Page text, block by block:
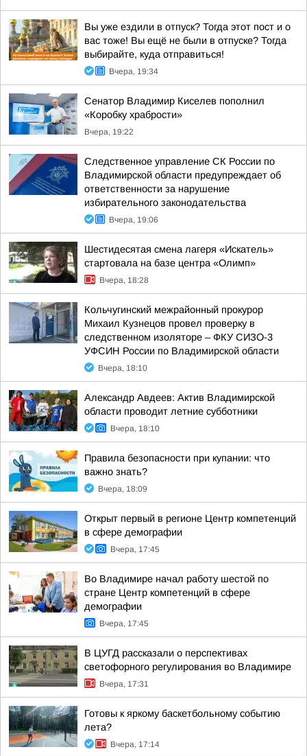
Вы уже ездили в отпуск? Тогда этот пост и о
вас тоже! Вы ещё не были в отпуске? Тогда
выбирайте, куда отправиться!
Вчера, 19:34
Сенатор Владимир Киселев пополнил
«Коробку храбрости»
Вчера, 19:22
Следственное управление СК России по
Владимирской области предупреждает об
ответственности за нарушение
избирательного законодательства
Вчера, 19:06
Шестидесятая смена лагеря «Искатель»
стартовала на базе центра «Олимп»
Вчера, 18:28
Кольчугинский межрайонный прокурор
Михаил Кузнецов провел проверку в
следственном изоляторе – ФКУ СИЗО-3
УФСИН России по Владимирской области
Вчера, 18:10
Александр Авдеев: Актив Владимирской
области проводит летние субботники
Вчера, 18:10
Правила безопасности при купании: что
важно знать?
Вчера, 18:09
Открыт первый в регионе Центр компетенций
в сфере демографии
Вчера, 17:45
Во Владимире начал работу шестой по
стране Центр компетенций в сфере
демографии
Вчера, 17:45
В ЦУГД рассказали о перспективах
светофорного регулирования во Владимире
Вчера, 17:31
Готовы к яркому баскетбольному событию
лета?
Вчера, 17:14